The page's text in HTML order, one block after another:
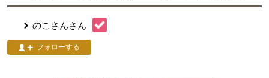
のこさんさん
フォローする